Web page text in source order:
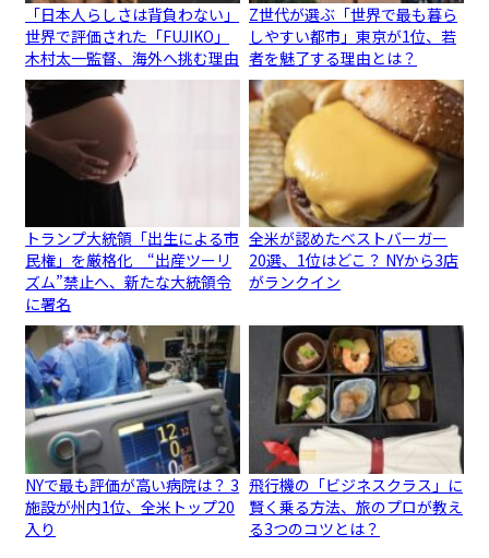
「日本人らしさは背負わない」
世界で評価された「FUJIKO」
木村太一監督、海外へ挑む理由
Z世代が選ぶ「世界で最も暮ら
しやすい都市」東京が1位、若
者を魅了する理由とは？
トランプ大統領「出生による市
民権」を厳格化 “出産ツーリ
ズム”禁止へ、新たな大統領令
に署名
全米が認めたベストバーガー
20選、1位はどこ？ NYから3店
がランクイン
NYで最も評価が高い病院は？ 3
施設が州内1位、全米トップ20
入り
飛行機の「ビジネスクラス」に
賢く乗る方法、旅のプロが教え
る3つのコツとは？